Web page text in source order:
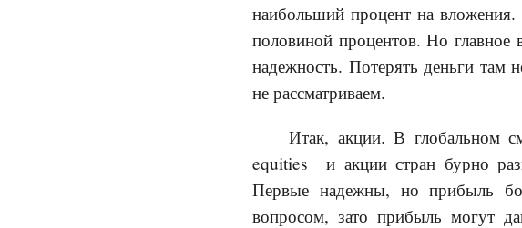
наибольший процент на
половиной процентов. Но главное
надежность. Потерять деньги
не рассматриваем.
Итак, акции. В глобальном
equities и акции стран бурно
Первые надежны, но прибыль
вопросом, зато прибыль могут